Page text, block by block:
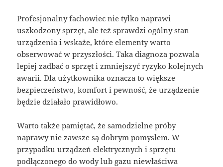
Profesjonalny fachowiec nie tylko naprawi
uszkodzony sprzęt, ale też sprawdzi ogólny stan
urządzenia i wskaże, które elementy warto
obserwować w przyszłości. Taka diagnoza pozwala
lepiej zadbać o sprzęt i zmniejszyć ryzyko kolejnych
awarii. Dla użytkownika oznacza to większe
bezpieczeństwo, komfort i pewność, że urządzenie
będzie działało prawidłowo.
Warto także pamiętać, że samodzielne próby
naprawy nie zawsze są dobrym pomysłem. W
przypadku urządzeń elektrycznych i sprzętu
podłączonego do wody lub gazu niewłaściwa